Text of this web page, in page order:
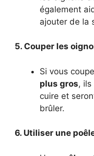
également
ajouter de la
5. Couper les
Si vous
plus gros,
cuire et
brûler.
6. Utiliser une